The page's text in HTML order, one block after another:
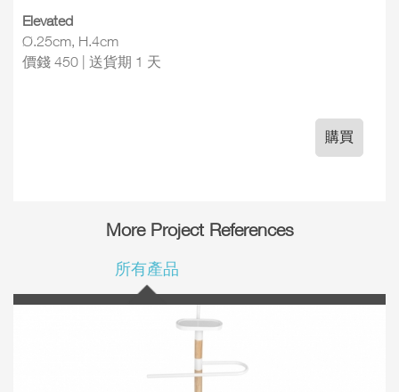
Elevated
Ø.25cm, H.4cm
價錢 450 | 送貨期 1 天
購買
More Project References
所有產品